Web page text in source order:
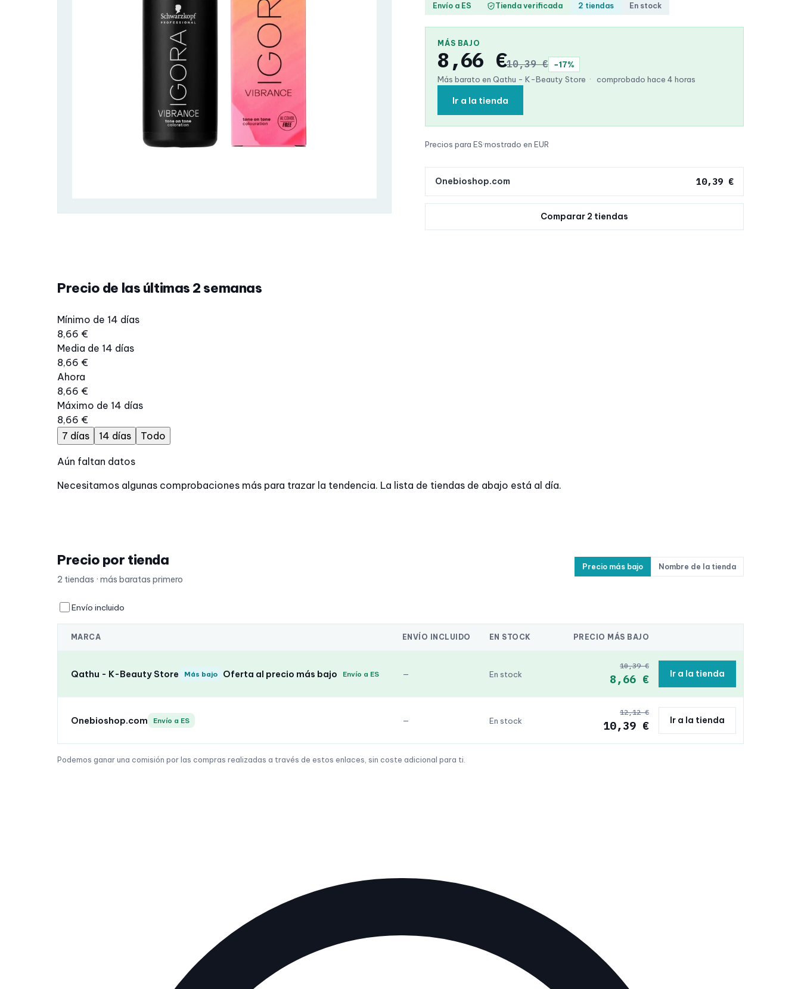
Envío a ES Tienda verificada 2 tiendas En stock
MÁS BAJO
8,66 €10,39 €
−17%
Más barato en Qathu - K-Beauty Store · comprobado hace 4 horas
Ir a la tienda
Precios para ES·mostrado en EUR
Onebioshop.com 10,39 €
Comparar 2 tiendas
Precio de las últimas 2 semanas
Mínimo de 14 días
8,66 €
Media de 14 días
8,66 €
Ahora
8,66 €
Máximo de 14 días
8,66 €
7 días
14 días Todo
Aún faltan datos
Necesitamos algunas comprobaciones más para trazar la tendencia. La lista de tiendas de abajo está al día.
Precio por tienda
2 tiendas · más baratas primero
Precio más bajo Nombre de la tienda
Envío incluido
MARCA ENVÍO INCLUIDO EN STOCK PRECIO MÁS BAJO
Qathu - K-Beauty Store Más bajo Oferta al precio más bajo Envío a ES — En stock
10,39 €
8,66 € Ir a la tienda
Onebioshop.com Envío a ES — En stock
12,12 €
10,39 € Ir a la tienda
Podemos ganar una comisión por las compras realizadas a través de estos enlaces, sin coste adicional para ti.